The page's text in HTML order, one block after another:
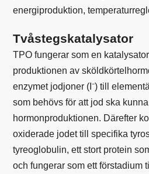
energiproduktion,
Tvåstegskatalysator
TPO fungerar som en
produktionen av
enzymet jodjoner (I⁻) till
som behövs för att jod ska
hormonproduktionen. Därefter
oxiderade jodet till specifika
tyreoglobulin, ett stort protein
och fungerar som ett förstadium